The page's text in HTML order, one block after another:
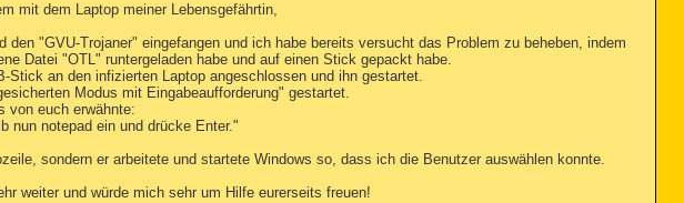
mit dem Laptop meiner Lebensgefährtin,
den "GVU-Trojaner" eingefangen und ich habe bereits versucht das Problem zu beheben, indem
Datei "OTL" runtergeladen habe und auf einen Stick gepackt habe.
Stick an den infizierten Laptop angeschlossen und ihn gestartet.
Modus mit Eingabeaufforderung" gestartet.
von euch erwähnte:
nun notepad ein und drücke Enter."
sondern er arbeitete und startete Windows so, dass ich die Benutzer auswählen konnte.
weiter und würde mich sehr um Hilfe eurerseits freuen!